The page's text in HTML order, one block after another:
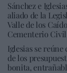
Sánchez e
aliado de la
Valle de los
Cementerio
Iglesias se
de los
bonita,